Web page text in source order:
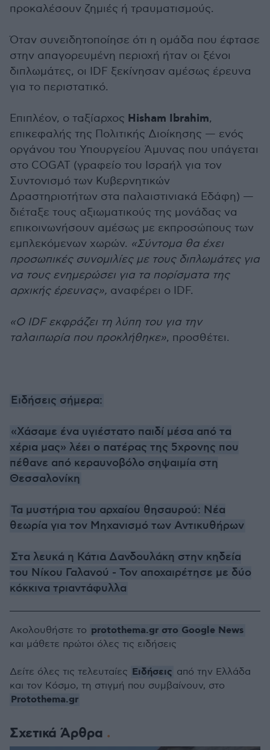
προκαλέσουν ζημιές ή τραυματισμούς.
Όταν συνειδητοποίησε ότι η ομάδα που έφτασε
στην απαγορευμένη περιοχή ήταν οι ξένοι
διπλωμάτες, οι IDF ξεκίνησαν αμέσως έρευνα
για το περιστατικό.
Επιπλέον, ο ταξίαρχος Hisham Ibrahim,
επικεφαλής της Πολιτικής Διοίκησης — ενός
οργάνου του Υπουργείου Άμυνας που υπάγεται
στο COGAT (γραφείο του Ισραήλ για τον
Συντονισμό των Κυβερνητικών
Δραστηριοτήτων στα παλαιστινιακά Εδάφη) —
διέταξε τους αξιωματικούς της μονάδας να
επικοινωνήσουν αμέσως με εκπροσώπους των
εμπλεκόμενων χωρών. «Σύντομα θα έχει
προσωπικές συνομιλίες με τους διπλωμάτες για
να τους ενημερώσει για τα πορίσματα της
αρχικής έρευνας», αναφέρει ο IDF.
«Ο IDF εκφράζει τη λύπη του για την
ταλαιπωρία που προκλήθηκε», προσθέτει.
Ειδήσεις σήμερα:
«Χάσαμε ένα υγιέστατο παιδί μέσα από τα
χέρια μας» λέει ο πατέρας της 5χρονης που
πέθανε από κεραυνοβόλο σηψαιμία στη
Θεσσαλονίκη
Τα μυστήρια του αρχαίου θησαυρού: Νέα
θεωρία για τον Μηχανισμό των Αντικυθήρων
Στα λευκά η Κάτια Δανδουλάκη στην κηδεία
του Νίκου Γαλανού - Τον αποχαιρέτησε με δύο
κόκκινα τριαντάφυλλα
Σχετικά Άρθρα
Ακολουθήστε το protothema.gr στο Google News
και μάθετε πρώτοι όλες τις ειδήσεις
Δείτε όλες τις τελευταίες Ειδήσεις από την Ελλάδα
και τον Κόσμο, τη στιγμή που συμβαίνουν, στο
Protothema.gr